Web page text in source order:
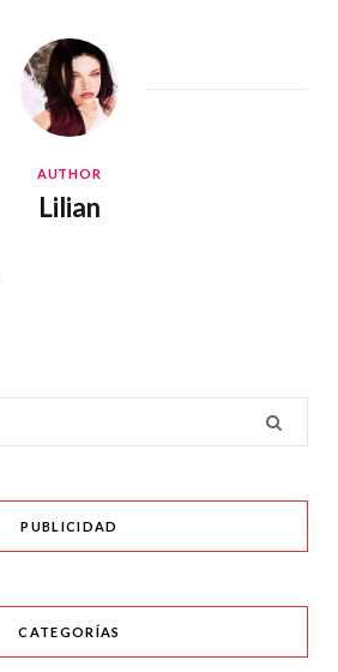
AUTHOR
Lilian
PUBLICIDAD
CATEGORÍAS